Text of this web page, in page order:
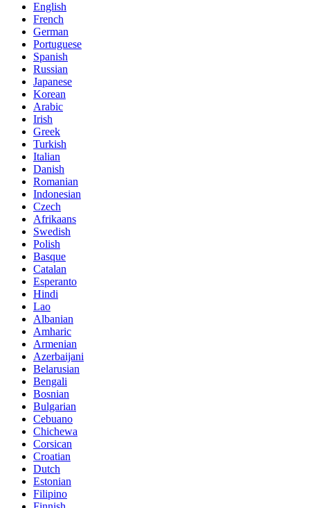
English
French
German
Portuguese
Spanish
Russian
Japanese
Korean
Arabic
Irish
Greek
Turkish
Italian
Danish
Romanian
Indonesian
Czech
Afrikaans
Swedish
Polish
Basque
Catalan
Esperanto
Hindi
Lao
Albanian
Amharic
Armenian
Azerbaijani
Belarusian
Bengali
Bosnian
Bulgarian
Cebuano
Chichewa
Corsican
Croatian
Dutch
Estonian
Filipino